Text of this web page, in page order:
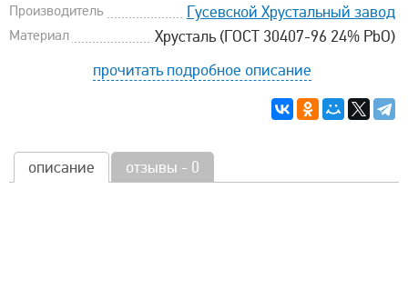
Производитель Гусевской Хрустальный завод
Материал
Хрусталь (ГОСТ 30407-96 24% PbO)
прочитать подробное описание
описание отзывы - 0